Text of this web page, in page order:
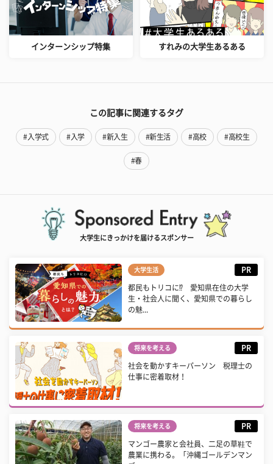
インターンシップ特集 すれみの大学生あるある
この記事に関連するタグ
#入学式 #入学 #新入生 #新生活 #高校 #高校生
#春
大学生にきっかけを届けるスポンサー
大学生活 PR
都民もトリコに⁉ 愛知県在住の大学
生・社会人に聞く、愛知県での暮らし
の魅...
将来を考える PR
社会を動かすキーパーソン 税理士の
仕事に密着取材！
将来を考える PR
マンゴー農家と会社員、二足の草鞋で
農業に携わる。「沖縄ゴールデンマン